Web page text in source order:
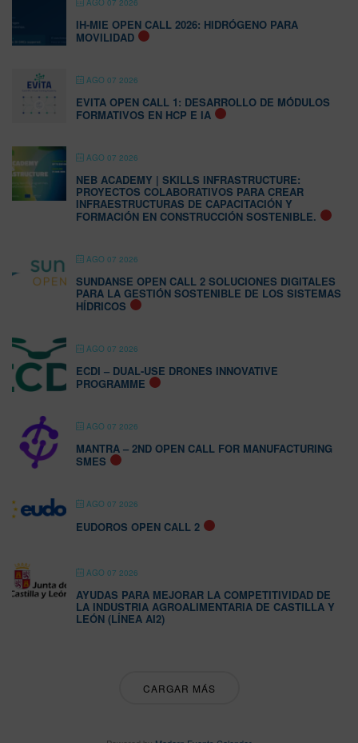
AGO 07 2026
IH-MIE OPEN CALL 2026: HIDRÓGENO PARA
MOVILIDAD
AGO 07 2026
EVITA OPEN CALL 1: DESARROLLO DE MÓDULOS
FORMATIVOS EN HCP E IA
AGO 07 2026
NEB ACADEMY | SKILLS INFRASTRUCTURE:
PROYECTOS COLABORATIVOS PARA CREAR
INFRAESTRUCTURAS DE CAPACITACIÓN Y
FORMACIÓN EN CONSTRUCCIÓN SOSTENIBLE.
AGO 07 2026
SUNDANSE OPEN CALL 2 SOLUCIONES DIGITALES
PARA LA GESTIÓN SOSTENIBLE DE LOS SISTEMAS
HÍDRICOS
AGO 07 2026
ECDI – DUAL-USE DRONES INNOVATIVE
PROGRAMME
AGO 07 2026
MANTRA – 2ND OPEN CALL FOR MANUFACTURING
SMES
AGO 07 2026
EUDOROS OPEN CALL 2
AGO 07 2026
AYUDAS PARA MEJORAR LA COMPETITIVIDAD DE
LA INDUSTRIA AGROALIMENTARIA DE CASTILLA Y
LEÓN (LÍNEA AI2)
CARGAR MÁS